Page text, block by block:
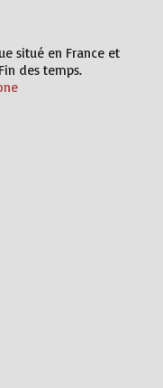
situé en France et
des temps.